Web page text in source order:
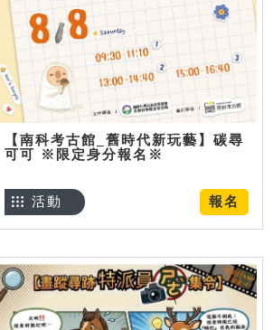
【南科考古館_舊時代新玩藝】碳尋
可可 ※限定身分報名※
報名
活動